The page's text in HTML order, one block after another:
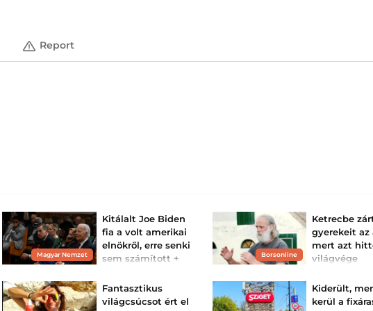
Report
Magyar Nemzet
Kitálalt Joe Biden
fia a volt amerikai
elnökről, erre senki
sem számított +
Meglepő interjúban
nyitotta meg a Biden
család legbelső
Borsonline
Ketrecbe
gyerekeit az
mert azt
világvége
családról,
tagjait saját
fogva csaknem
Fantasztikus
világcsúcsot ért el
Kiderült,
kerül a